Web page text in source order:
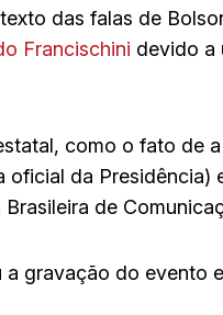
das falas de
Francischini devido a
como o fato de
da Presidência)
de
gravação do evento